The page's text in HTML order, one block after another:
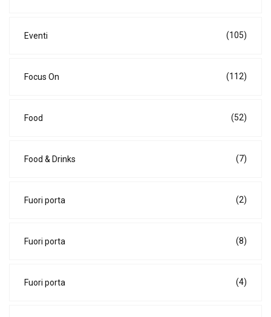
Eventi (105)
Focus On (112)
Food (52)
Food & Drinks (7)
Fuori porta (2)
Fuori porta (8)
Fuori porta (4)